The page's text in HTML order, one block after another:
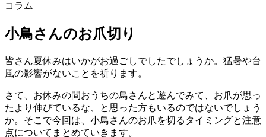
コラム
小鳥さんのお爪切り
皆さん夏休みはいかがお過ごしでしたでしょうか。猛暑や台
風の影響がないことを祈ります。
さて、お休みの間おうちの鳥さんと遊んでみて、お爪が思っ
たより伸びているな、と思った方もいるのではないでしょう
か。そこで今回は、小鳥さんのお爪を切るタイミングと注意
点についてまとめていきます。